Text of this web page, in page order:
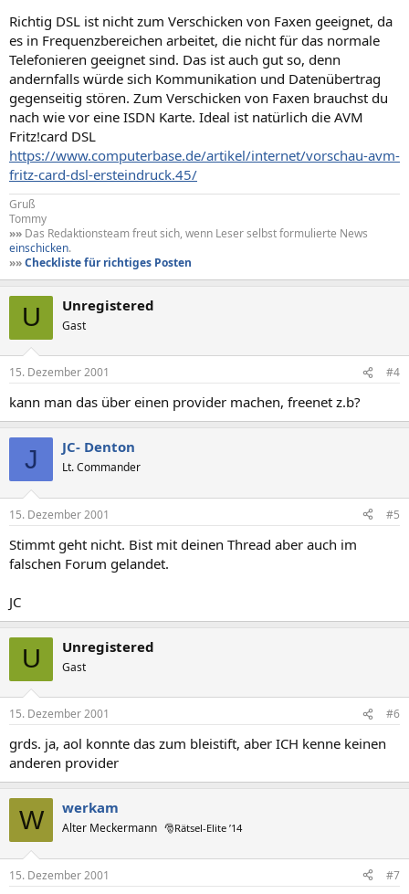
Richtig DSL ist nicht zum Verschicken von Faxen geeignet, da
es in Frequenzbereichen arbeitet, die nicht für das normale
Telefonieren geeignet sind. Das ist auch gut so, denn
andernfalls würde sich Kommunikation und Datenübertrag
gegenseitig stören. Zum Verschicken von Faxen brauchst du
nach wie vor eine ISDN Karte. Ideal ist natürlich die AVM
Fritz!card DSL
https://www.computerbase.de/artikel/internet/vorschau-avm-
fritz-card-dsl-ersteindruck.45/
Gruß
Tommy
»» Das Redaktionsteam freut sich, wenn Leser selbst formulierte News
einschicken.
»»Checkliste für richtiges Posten
U Unregistered
Gast
15. Dezember 2001 #4
kann man das über einen provider machen, freenet z.b?
J JC- Denton
Lt. Commander
15. Dezember 2001 #5
Stimmt geht nicht. Bist mit deinen Thread aber auch im
falschen Forum gelandet.
JC
U Unregistered
Gast
15. Dezember 2001 #6
grds. ja, aol konnte das zum bleistift, aber ICH kenne keinen
anderen provider
W werkam
Alter Meckermann 🎅Rätsel-Elite ’14
15. Dezember 2001 #7